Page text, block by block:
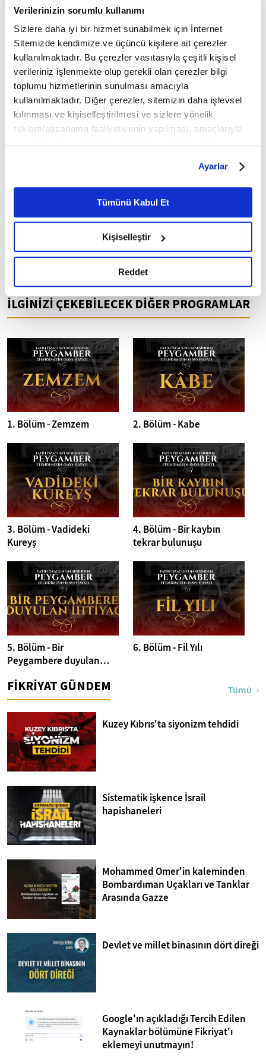
Verilerinizin sorumlu kullanımı
Sizlere daha iyi bir hizmet sunabilmek için İnternet
Sitemizde kendimize ve üçüncü kişilere ait çerezler
kullanılmaktadır. Bu çerezler vasıtasıyla çeşitli kişisel
verileriniz işlenmekte olup gerekli olan çerezler bilgi
toplumu hizmetlerinin sunulması amacıyla
kullanılmaktadır. Diğer çerezler, sitemizin daha işlevsel
kılınması ve kişiselleştirilmesi ve sizlere yönelik
reklam/pazarlama faaliyetlerinin yapılması, amaçlarıyla
belirleyebilirsiniz. Çerezlere ilişkin detaylı bilgi için
Ayarlar butonuna tıklayabilir,Çerez Bilgilendirme
Metnimizi ziyaret edebilirsiniz.
6698 sayılı Kişisel Verilerin Korunması Kanunu uyarınca
okumak ve sitemizi ziyaretiniz kapsamında
gerçekleştirilen veri işleme faaliyetleri ile ilgili daha
detaylı bilgi almak için lütfentıklayınız.
Ayarlar
Tümünü Kabul Et
Kişiselleştir
Reddet
Fikriyat'ı aşağıdaki
sosyal medya adreslerinden
takip edebilirsiniz;
👉TWITTER
👉INSTAGRAM
👉FACEBOOK
👉Fikriyat.com mobil uygulamasını ise buradan
Görüş ve önerileriniz için bizlere ulaşabileceğiniz
e-posta adresimiz:
fikriyat@fikriyat.com.tr
İLGİNİZİ ÇEKEBİLECEK DİĞER PROGRAMLAR
1. Bölüm - Zemzem 2. Bölüm - Kabe
3. Bölüm - Vadideki
Kureyş
4. Bölüm - Bir kaybın
tekrar bulunuşu
5. Bölüm - Bir
Peygambere duyulan
6. Bölüm - Fil Yılı
FİKRİYAT GÜNDEM Tümü
Kuzey Kıbrıs'ta siyonizm tehdidi
Sistematik işkence İsrail
hapishaneleri
Mohammed Omer'in kaleminden
Bombardıman Uçakları ve Tanklar
Arasında Gazze
Devlet ve millet binasının dört direği
Google'ın açıkladığı Tercih Edilen
Kaynaklar bölümüne Fikriyat'ı
eklemeyi unutmayın!